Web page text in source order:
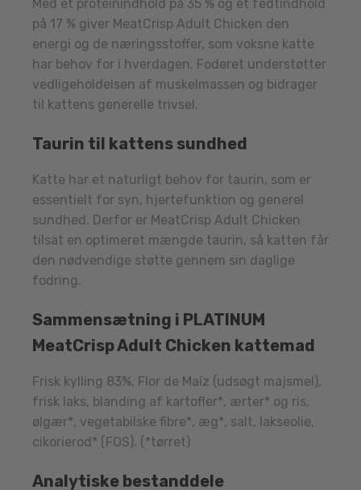
Med et proteinindhold på 35 % og et fedtindhold
på 17 % giver MeatCrisp Adult Chicken den
energi og de næringsstoffer, som voksne katte
har behov for i hverdagen. Foderet understøtter
vedligeholdelsen af muskelmassen og bidrager
til kattens generelle trivsel.
Taurin til kattens sundhed
Katte har et naturligt behov for taurin, som er
essentielt for syn, hjertefunktion og generel
sundhed. Derfor er MeatCrisp Adult Chicken
tilsat en optimeret mængde taurin, så katten får
den nødvendige støtte gennem sin daglige
fodring.
Sammensætning i PLATINUM
MeatCrisp Adult Chicken kattemad
Frisk kylling 83%, Flor de Maíz (udsøgt majsmel),
frisk laks, blanding af kartofler*, ærter* og ris,
ølgær*, vegetabilske fibre*, æg*, salt, lakseolie,
cikorierod* (FOS). (*tørret)
Analytiske bestanddele